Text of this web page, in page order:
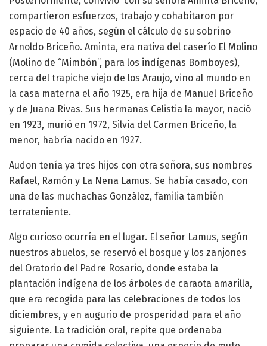
compartieron esfuerzos, trabajo y cohabitaron por
espacio de 40 años, según el cálculo de su sobrino
Arnoldo Briceño. Aminta, era nativa del caserío El Molino
(Molino de “Mimbón”, para los indígenas Bomboyes),
cerca del trapiche viejo de los Araujo, vino al mundo en
la casa materna el año 1925, era hija de Manuel Briceño
y de Juana Rivas. Sus hermanas Celistia la mayor, nació
en 1923, murió en 1972, Silvia del Carmen Briceño, la
menor, habría nacido en 1927.
Audon tenía ya tres hijos con otra señora, sus nombres
Rafael, Ramón y La Nena Lamus. Se había casado, con
una de las muchachas González, familia también
terrateniente.
Algo curioso ocurría en el lugar. El señor Lamus, según
nuestros abuelos, se reservó el bosque y los zanjones
del Oratorio del Padre Rosario, donde estaba la
plantación indígena de los árboles de caraota amarilla,
que era recogida para las celebraciones de todos los
diciembres, y en augurio de prosperidad para el año
siguiente. La tradición oral, repite que ordenaba